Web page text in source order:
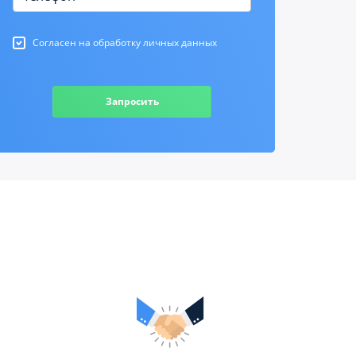
Согласен на обработку личных данных
Запросить